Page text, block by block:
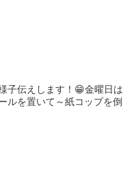
子伝えします！😁金曜日は
ルを置いて～紙コップを倒